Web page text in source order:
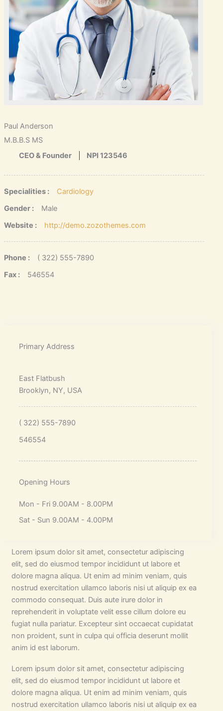
Paul Anderson
M.B.B.S MS
CEO & Founder
NPI 123546
Specialities :
Cardiology
Gender :
Male
Website :
http://demo.zozothemes.com
Phone :
( 322) 555-7890
Fax :
546554
Primary Address
East Flatbush
Brooklyn, NY, USA
( 322) 555-7890
546554
Opening Hours
Mon - Fri 9.00AM - 8.00PM
Sat - Sun 9.00AM - 4.00PM
Lorem ipsum dolor sit amet, consectetur adipiscing
elit, sed do eiusmod tempor incididunt ut labore et
dolore magna aliqua. Ut enim ad minim veniam, quis
nostrud exercitation ullamco laboris nisi ut aliquip ex ea
commodo consequat. Duis aute irure dolor in
reprehenderit in voluptate velit esse cillum dolore eu
fugiat nulla pariatur. Excepteur sint occaecat cupidatat
non proident, sunt in culpa qui officia deserunt mollit
anim id est laborum.
Lorem ipsum dolor sit amet, consectetur adipiscing
elit, sed do eiusmod tempor incididunt ut labore et
dolore magna aliqua. Ut enim ad minim veniam, quis
nostrud exercitation ullamco laboris nisi ut aliquip ex ea